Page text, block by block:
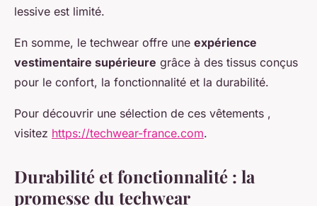
lessive est limité.
En somme, le techwear offre une expérience
vestimentaire supérieure grâce à des tissus conçus
pour le confort, la fonctionnalité et la durabilité.
Pour découvrir une sélection de ces vêtements ,
visitez https://techwear-france.com.
Durabilité et fonctionnalité : la
promesse du techwear